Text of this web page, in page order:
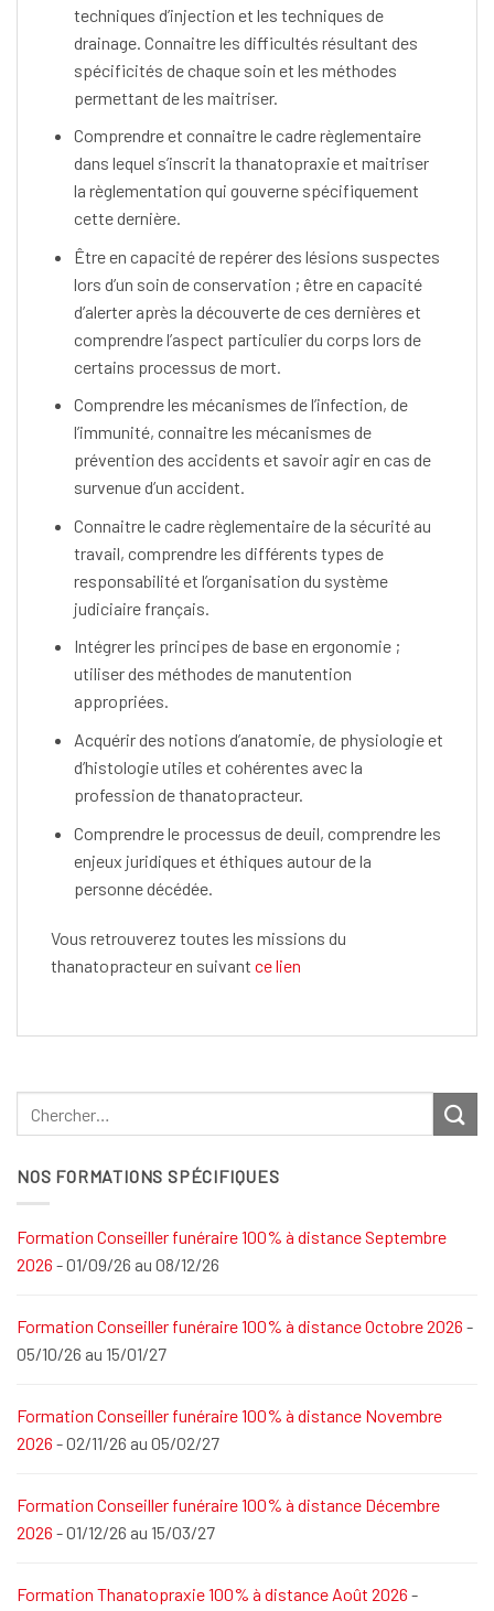
techniques d’injection et les techniques de
drainage. Connaitre les difficultés résultant des
spécificités de chaque soin et les méthodes
permettant de les maitriser.
Comprendre et connaitre le cadre règlementaire
dans lequel s’inscrit la thanatopraxie et maitriser
la règlementation qui gouverne spécifiquement
cette dernière.
Être en capacité de repérer des lésions suspectes
lors d’un soin de conservation ; être en capacité
d’alerter après la découverte de ces dernières et
comprendre l’aspect particulier du corps lors de
certains processus de mort.
Comprendre les mécanismes de l’infection, de
l’immunité, connaitre les mécanismes de
prévention des accidents et savoir agir en cas de
survenue d’un accident.
Connaitre le cadre règlementaire de la sécurité au
travail, comprendre les différents types de
responsabilité et l’organisation du système
judiciaire français.
Intégrer les principes de base en ergonomie ;
utiliser des méthodes de manutention
appropriées.
Acquérir des notions d’anatomie, de physiologie et
d’histologie utiles et cohérentes avec la
profession de thanatopracteur.
Comprendre le processus de deuil, comprendre les
enjeux juridiques et éthiques autour de la
personne décédée.
Vous retrouverez toutes les missions du
thanatopracteur en suivant ce lien
NOS FORMATIONS SPÉCIFIQUES
Formation Conseiller funéraire 100% à distance Septembre
2026 - 01/09/26 au 08/12/26
Formation Conseiller funéraire 100% à distance Octobre 2026 -
05/10/26 au 15/01/27
Formation Conseiller funéraire 100% à distance Novembre
2026 - 02/11/26 au 05/02/27
Formation Conseiller funéraire 100% à distance Décembre
2026 - 01/12/26 au 15/03/27
Formation Thanatopraxie 100% à distance Août 2026 -